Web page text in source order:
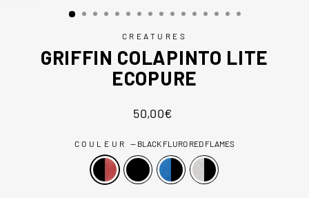
CREATURES
GRIFFIN COLAPINTO LITE
ECOPURE
Prix
50,00€
COULEUR— BLACK FLURO RED FLAMES